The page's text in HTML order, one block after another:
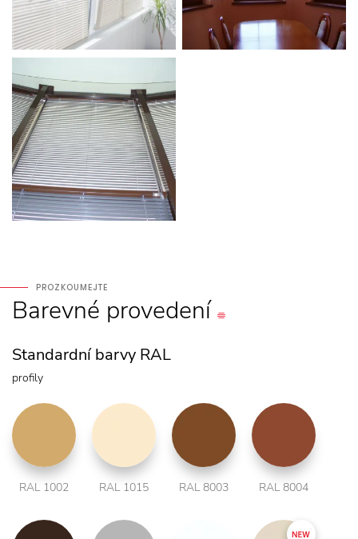
PROZKOUMEJTE
Barevné provedení
Standardní barvy RAL
profily
RAL 1002 RAL 1015 RAL 8003 RAL 8004